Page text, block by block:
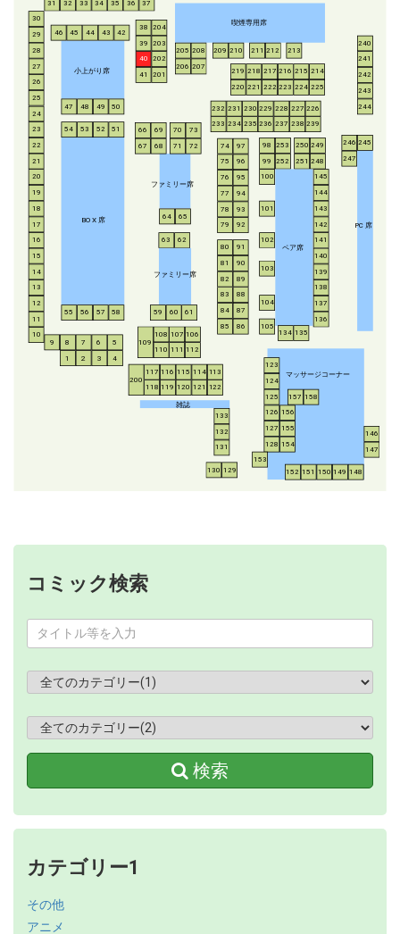
小上がり席
BO X 席
ファミリー席
ファミリー席
喫煙専用席
ペア席
PC 席
マッサージコーナー
雑誌
1 2 3 4
5
6
7
8
9
10
11
12
13
14
15
16
17
18
19
20
21
22
23
24
25
26
27
28
29
30
31 32 33 34 35 36 37
38
39
40
41
42
43
44
45
46
47 48 49 50
51
52
53
54
55 56 57 58 59 60 61
62
63
64 65
66
67
68
69
70
71
72
73
74
75
76
77
78
79
80
81
82
83
84
85 86
87
88
89
90
91
92
93
94
95
96
97
98
99
100
101
102
103
104
105
106
107
108
109
110 111 112
113
114
115
116
117
118 119 120 121 122
123
124
125
126
127
128
129
130
131
132
133
134 135
136
137
138
139
140
141
142
143
144
145
146
147
148
149
150
151
152
153
154
155
156
157 158
200
201
202
203
204
205
206 207
208 209 210 211 212 213
214
215
216
217
218
219
220 221 222 223 224 225
226
227
228
229
230
231
232
233 234 235 236 237 238 239
240
241
242
243
244
245
246
247
248
249
250
251
252
253
コミック検索
検索
カテゴリー1
その他
アニメ